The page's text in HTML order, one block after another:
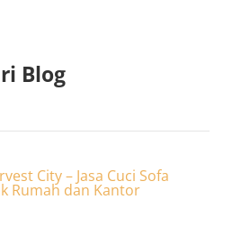
Blog
City – Jasa Cuci Sofa
Rumah dan Kantor